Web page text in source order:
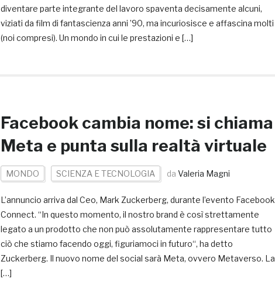
diventare parte integrante del lavoro spaventa decisamente alcuni,
viziati da film di fantascienza anni ’90, ma incuriosisce e affascina molti
(noi compresi). Un mondo in cui le prestazioni e […]
Facebook cambia nome: si chiama
Meta e punta sulla realtà virtuale
MONDO SCIENZA E TECNOLOGIA da Valeria Magni
L’annuncio arriva dal Ceo, Mark Zuckerberg, durante l’evento Facebook
Connect. “In questo momento, il nostro brand è così strettamente
legato a un prodotto che non può assolutamente rappresentare tutto
ciò che stiamo facendo oggi, figuriamoci in futuro“, ha detto
Zuckerberg. Il nuovo nome del social sarà Meta, ovvero Metaverso. La
[…]